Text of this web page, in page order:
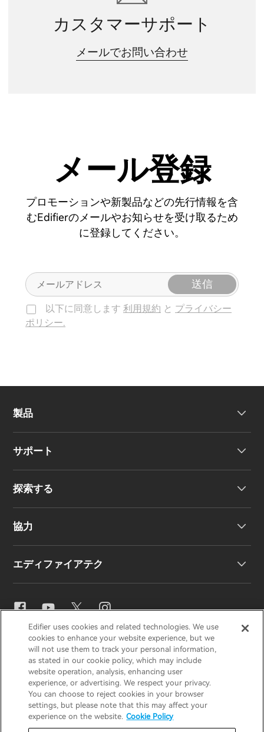
カスタマーサポート
メールでお問い合わせ
メール登録
プロモーションや新製品などの先行情報を含
むEdifierのメールやお知らせを受け取るため
に登録してください。
送信
以下に同意します 利用規約 と プライバシー
ポリシー.
製品
ワイヤレスイヤーバッド
サポート
お問い合わせ
探索する
ニュースルーム
協力
販売代理店になる
エディファイアテク
イコライザー設定
Snapdragon Sound™
音楽ストリーミング
EDIFIERAIRPULSESTAXHECATE
プライバシー通知クッキー通知
Japan / 日本語
Edifier uses cookies and related technologies. We use
cookies to enhance your website experience, but we
will not use them to track your personal information,
as stated in our cookie policy, which may include
website operation, analysis, enhancing user
experience, or advertising. We respect your privacy.
You can choose to reject cookies in your browser
settings, but please note that this may affect your
experience on the website. Cookie Policy